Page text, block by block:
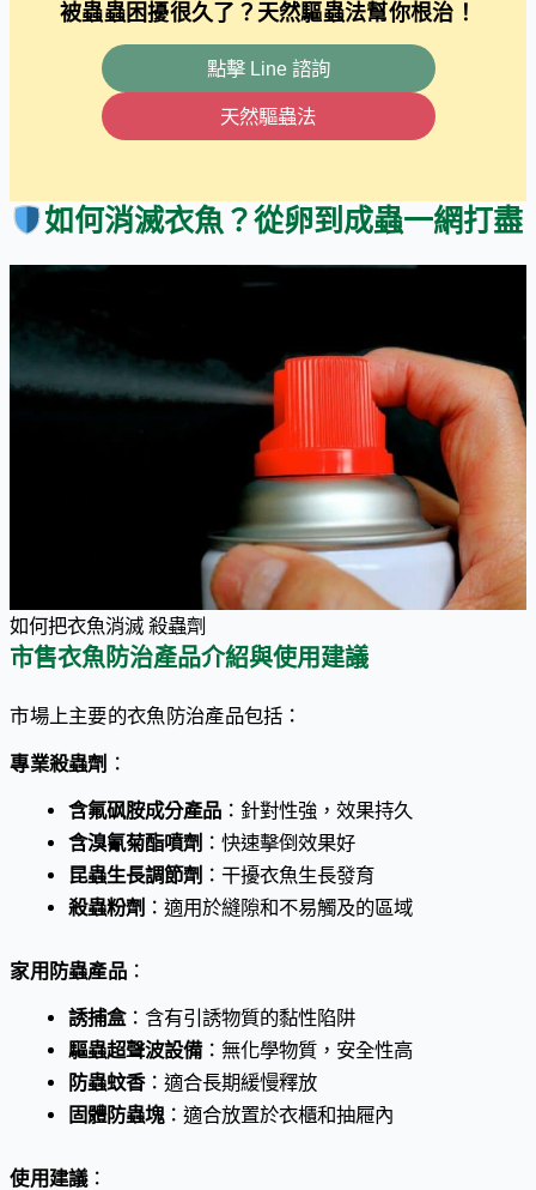
被蟲蟲困擾很久了？天然驅蟲法幫你根治！
點擊 Line 諮詢
天然驅蟲法
如何消滅衣魚？從卵到成蟲一網打盡
如何把衣魚消滅 殺蟲劑
市售衣魚防治產品介紹與使用建議
市場上主要的衣魚防治產品包括：
專業殺蟲劑 ：
含氟砜胺成分產品 ：針對性強，效果持久
含溴氰菊酯噴劑 ：快速擊倒效果好
昆蟲生長調節劑 ：干擾衣魚生長發育
殺蟲粉劑 ：適用於縫隙和不易觸及的區域
家用防蟲產品 ：
誘捕盒：含有引誘物質的黏性陷阱
驅蟲超聲波設備：無化學物質，安全性高
防蟲蚊香：適合長期緩慢釋放
固體防蟲塊：適合放置於衣櫃和抽屜內
使用建議：